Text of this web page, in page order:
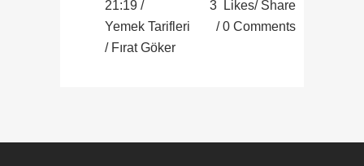
21:19 /
Yemek Tarifleri
/ Fırat Göker
3 Likes Share
0 Comments